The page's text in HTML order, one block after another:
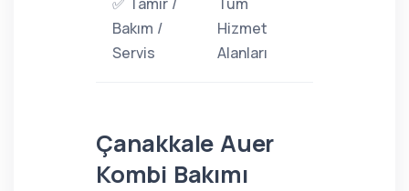
Bakım /
Servis
Hizmet
Alanları
Çanakkale Auer
Kombi Bakımı